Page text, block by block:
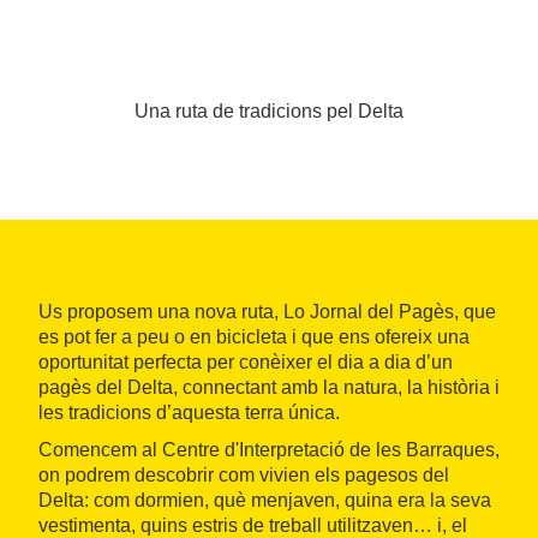
Una ruta de tradicions pel Delta
Us proposem una nova ruta, Lo Jornal del Pagès, que
es pot fer a peu o en bicicleta i que ens ofereix una
oportunitat perfecta per conèixer el dia a dia d’un
pagès del Delta, connectant amb la natura, la història i
les tradicions d’aquesta terra única.
Comencem al Centre d'Interpretació de les Barraques,
on podrem descobrir com vivien els pagesos del
Delta: com dormien, què menjaven, quina era la seva
vestimenta, quins estris de treball utilitzaven… i, el